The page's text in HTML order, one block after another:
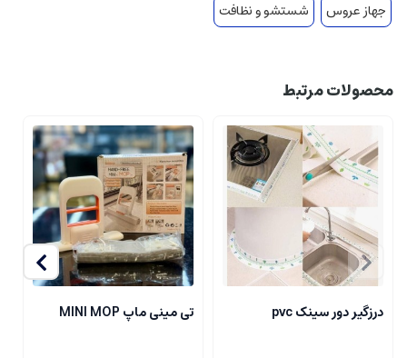
جهاز عروس
شستشو و نظافت
محصولات مرتبط
درزگیر دور سینک pvc تی مینی ماپ MINI MOP